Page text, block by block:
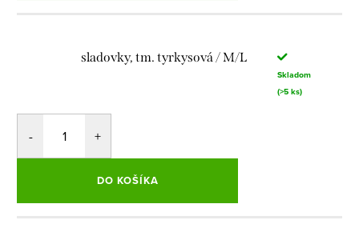
sladovky, tm. tyrkysová / M/L
Skladom
(>5 ks)
DO KOŠÍKA